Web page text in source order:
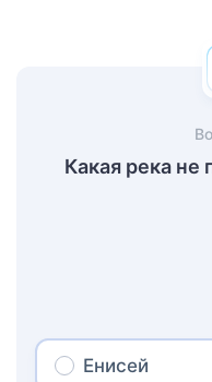
Какая река не
Енисей